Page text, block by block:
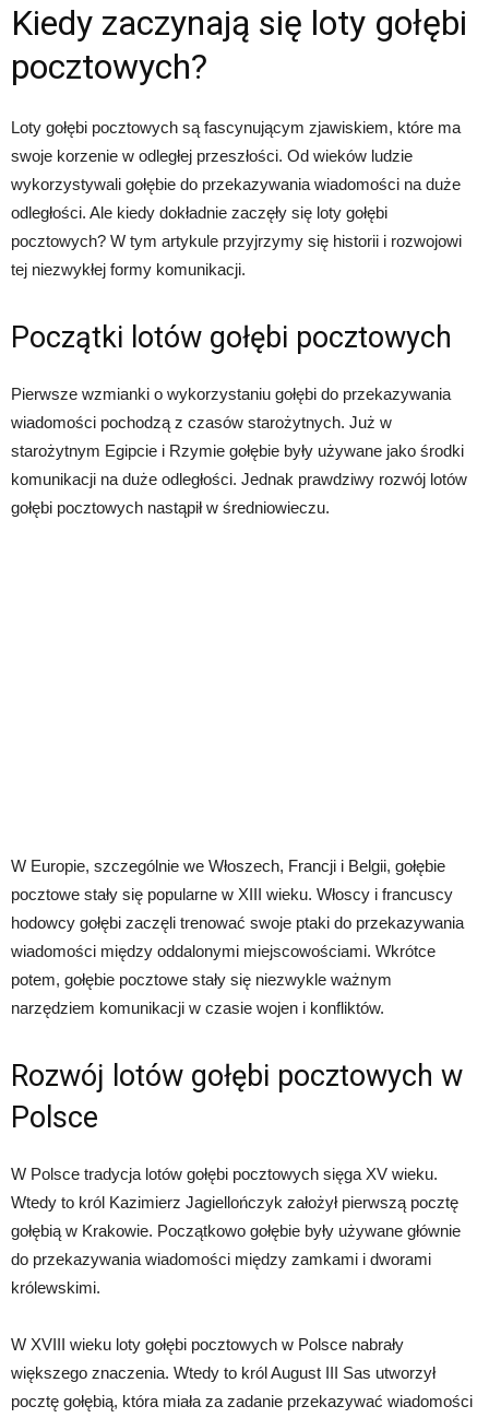
Kiedy zaczynają się loty gołębi
pocztowych?
Loty gołębi pocztowych są fascynującym zjawiskiem, które ma
swoje korzenie w odległej przeszłości. Od wieków ludzie
wykorzystywali gołębie do przekazywania wiadomości na duże
odległości. Ale kiedy dokładnie zaczęły się loty gołębi
pocztowych? W tym artykule przyjrzymy się historii i rozwojowi
tej niezwykłej formy komunikacji.
Początki lotów gołębi pocztowych
Pierwsze wzmianki o wykorzystaniu gołębi do przekazywania
wiadomości pochodzą z czasów starożytnych. Już w
starożytnym Egipcie i Rzymie gołębie były używane jako środki
komunikacji na duże odległości. Jednak prawdziwy rozwój lotów
gołębi pocztowych nastąpił w średniowieczu.
W Europie, szczególnie we Włoszech, Francji i Belgii, gołębie
pocztowe stały się popularne w XIII wieku. Włoscy i francuscy
hodowcy gołębi zaczęli trenować swoje ptaki do przekazywania
wiadomości między oddalonymi miejscowościami. Wkrótce
potem, gołębie pocztowe stały się niezwykle ważnym
narzędziem komunikacji w czasie wojen i konfliktów.
Rozwój lotów gołębi pocztowych w
Polsce
W Polsce tradycja lotów gołębi pocztowych sięga XV wieku.
Wtedy to król Kazimierz Jagiellończyk założył pierwszą pocztę
gołębią w Krakowie. Początkowo gołębie były używane głównie
do przekazywania wiadomości między zamkami i dworami
królewskimi.
W XVIII wieku loty gołębi pocztowych w Polsce nabrały
większego znaczenia. Wtedy to król August III Sas utworzył
pocztę gołębią, która miała za zadanie przekazywać wiadomości